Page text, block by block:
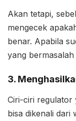
Akan tetapi,
mengecek
benar. Apabila
yang
3.
Ciri-ciri regulator
bisa dikenali dari